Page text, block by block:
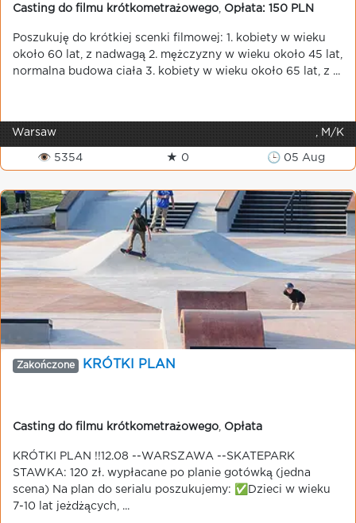
Casting do filmu krótkometrażowego Opłata: 150 PLN
Poszukuję do krótkiej scenki filmowej: 1. kobiety w wieku
około 60 lat, z nadwagą 2. mężczyzny w wieku około 45 lat,
normalna budowa ciała 3. kobiety w wieku około 65 lat, z ...
Warsaw , M/K
👁 5354 ★ 0 🕒 05 Aug
Zakończone KRÓTKI PLAN
Casting do filmu krótkometrażowego Opłata
KRÓTKI PLAN !!12.08 --WARSZAWA --SKATEPARK
STAWKA: 120 zł. wypłacane po planie gotówką (jedna
scena) Na plan do serialu poszukujemy: ✅Dzieci w wieku
7-10 lat jeżdżących, ...